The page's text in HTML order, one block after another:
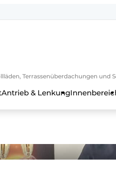
Terrassenüberdachungen und
Antrieb & Lenkung